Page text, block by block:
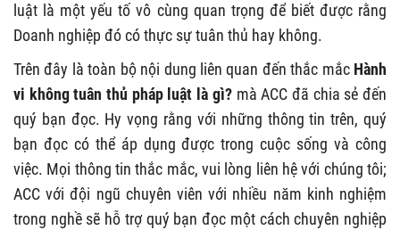
luật là một yếu tố vô cùng quan trọng để biết được rằng
Doanh nghiệp đó có thực sự tuân thủ hay không.
Trên đây là toàn bộ nội dung liên quan đến thắc mắc Hành
vi không tuân thủ pháp luật là gì?mà ACC đã chia sẻ đến
quý bạn đọc. Hy vọng rằng với những thông tin trên, quý
bạn đọc có thể áp dụng được trong cuộc sống và công
việc. Mọi thông tin thắc mắc, vui lòng liên hệ với chúng tôi;
ACC với đội ngũ chuyên viên với nhiều năm kinh nghiệm
trong nghề sẽ hỗ trợ quý bạn đọc một cách chuyên nghiệp